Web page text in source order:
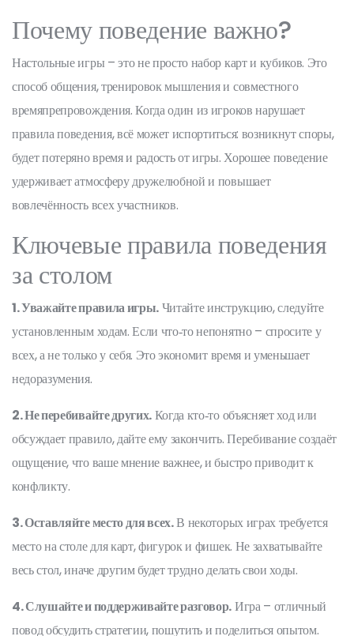
Почему поведение важно?
Настольные игры – это не просто набор карт и кубиков. Это
способ общения, тренировок мышления и совместного
времяпрепровождения. Когда один из игроков нарушает
правила поведения, всё может испортиться: возникнут споры,
будет потеряно время и радость от игры. Хорошее поведение
удерживает атмосферу дружелюбной и повышает
вовлечённость всех участников.
Ключевые правила поведения
за столом
1. Уважайте правила игры.Читайте инструкцию, следуйте
установленным ходам. Если что‑то непонятно – спросите у
всех, а не только у себя. Это экономит время и уменьшает
недоразумения.
2. Не перебивайте других.Когда кто‑то объясняет ход или
обсуждает правило, дайте ему закончить. Перебивание создаёт
ощущение, что ваше мнение важнее, и быстро приводит к
конфликту.
3. Оставляйте место для всех.В некоторых играх требуется
место на столе для карт, фигурок и фишек. Не захватывайте
весь стол, иначе другим будет трудно делать свои ходы.
4. Слушайте и поддерживайте разговор.Игра – отличный
повод обсудить стратегии, пошутить и поделиться опытом.